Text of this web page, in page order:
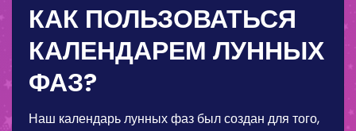
КАК ПОЛЬЗОВАТЬСЯ
КАЛЕНДАРЕМ ЛУННЫХ
ФАЗ?
Наш календарь лунных фаз был создан для того,